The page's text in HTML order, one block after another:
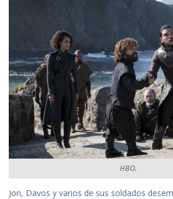
HBO.
Jon, Davos y varios de sus soldados